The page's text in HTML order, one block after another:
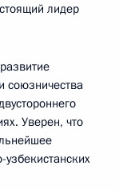
лидер
союзничества
Уверен, что